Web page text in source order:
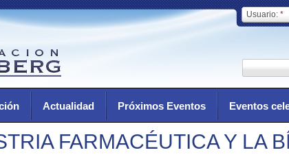
Usuario: *
Actualidad Próximos Eventos Eventos
FARMACÉUTICA Y LA